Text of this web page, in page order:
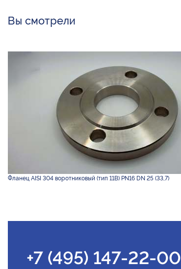
Вы смотрели
Фланец AISI 304 воротниковый (тип 11B) PN16 DN 25 (33,7)
+7 (495) 147-22-00